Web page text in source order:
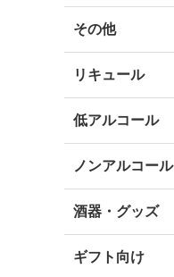
その他
リキュール
低アルコール
ノンアルコール
酒器・グッズ
ギフト向け